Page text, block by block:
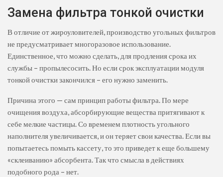
Замена фильтра тонкой очистки
В отличие от жироуловителей, производство угольных фильтров
не предусматривает многоразовое использование.
Единственное, что можно сделать, для продления срока их
службы – пропылесосить. Но если срок эксплуатации модуля
тонкой очистки закончился – его нужно заменить.
Причина этого — сам принцип работы фильтра. По мере
очищения воздуха, абсорбирующие вещества притягивают к
себе мелкие частицы. Со временем плотность угольного
наполнителя увеличивается, и он теряет свои качества. Если вы
попытаетесь помыть кассету, то это приведет к еще большему
«склеиванию» абсорбента. Так что смысла в действиях
подобного рода – нет.